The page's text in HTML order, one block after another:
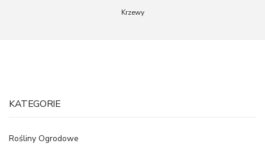
Krzewy
KATEGORIE
Rośliny Ogrodowe